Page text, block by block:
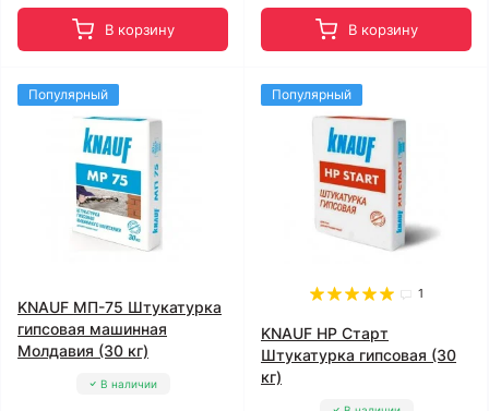
В корзину В корзину
Популярный
KNAUF МП-75 Штукатурка
гипсовая машинная
Молдавия (30 кг)
В наличии
Популярный
1
KNAUF HP Старт
Штукатурка гипсовая (30
кг)